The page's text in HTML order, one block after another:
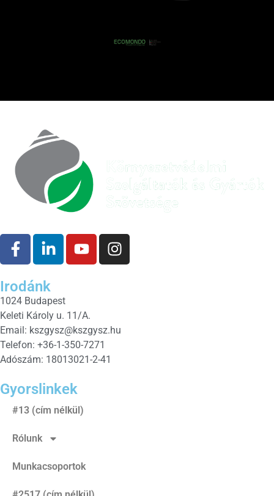
Irodánk
1024 Budapest
Keleti Károly u. 11/A.
Email: kszgysz@kszgysz.hu
Telefon: +36-1-350-7271
Adószám: 18013021-2-41
Gyorslinkek
#13 (cím nélkül)
Rólunk
Munkacsoportok